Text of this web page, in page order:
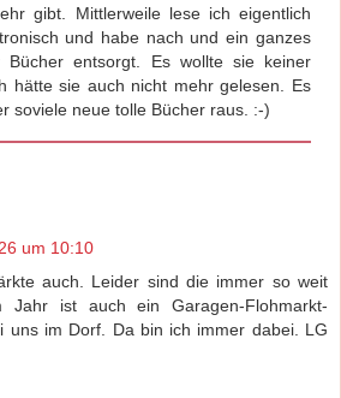
gibt. Mittlerweile lese ich eigentlich
und habe nach und ein ganzes
Bücher entsorgt. Es wollte sie keiner
hätte sie auch nicht mehr gelesen. Es
soviele neue tolle Bücher raus. :-)
um 10:10
auch. Leider sind die immer so weit
Jahr ist auch ein Garagen-Flohmarkt-
uns im Dorf. Da bin ich immer dabei. LG